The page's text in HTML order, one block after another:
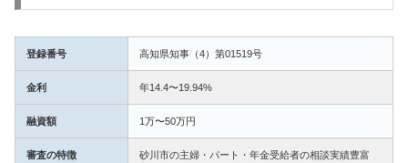
登録番号 高知県知事（4）第01519号
金利 年14.4〜19.94%
融資額 1万〜50万円
審査の特徴 砂川市の主婦・パート・年金受給者の相談実績豊富